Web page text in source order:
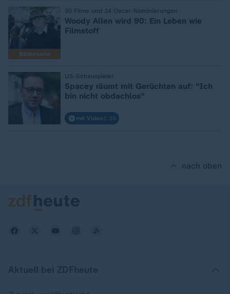
Bilderserie
50 Filme und 24 Oscar-Nominierungen
:
Woody Allen wird 90: Ein Leben wie
Filmstoff
US-Schauspieler
Spacey räumt mit Gerüchten auf: "Ich
bin nicht obdachlos"
mit Video 1:35
nach oben